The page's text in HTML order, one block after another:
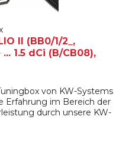
II (BB0/1/2_,
1.5 dCi (B/CB08),
von KW-Systems
Erfahrung im Bereich der
durch unsere KW-